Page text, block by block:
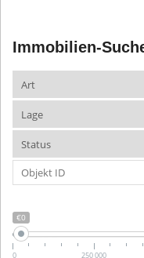
Immobilien-
€0
0 250 000